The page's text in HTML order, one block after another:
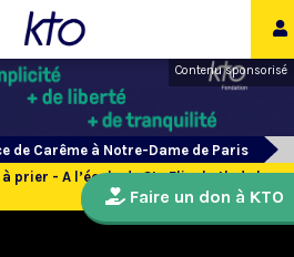
Contenu sponsorisé
de Carême à Notre-Dame de Paris
prier - A l’école de Ste Elisabeth de la
Faire un don à KTO